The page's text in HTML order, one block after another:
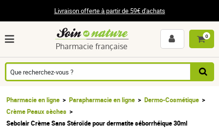
Livraison offerte à partir de 59€ d'achats
Pharmacie française
0
Pharmacie en ligne Parapharmacie en ligne
Dermo-Cosmétique
Crème Peaux sèches
Sebclair Crème Sans Stéroïde pour dermatite séborrhéique 30ml